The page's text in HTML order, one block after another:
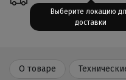
О товаре
Выберите локацию
доставки